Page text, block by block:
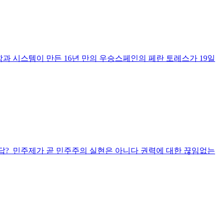
시스템이 만든 16년 만의 우승스페인의 페란 토레스가 19일
? 민주제가 곧 민주주의 실현은 아니다 권력에 대한 끊임없는